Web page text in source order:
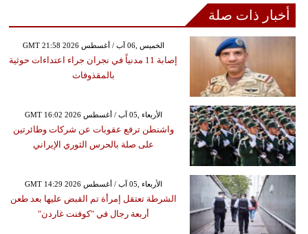
أخبار ذات صلة
GMT 21:58 2026 الخميس ,06 آب / أغسطس
إصابة 11 مدنياً في نجران جراء اعتداءات حوثية
بالمقذوفات
GMT 16:02 2026 الأربعاء ,05 آب / أغسطس
واشنطن ترفع عقوبات عن شركات وطائرتين
على صلة بالحرس الثوري الإيراني
GMT 14:29 2026 الأربعاء ,05 آب / أغسطس
الشرطة تعتقل إمرأة تم القبض عليها بعد طعن
أربعة رجال في "كوفنت غاردن"